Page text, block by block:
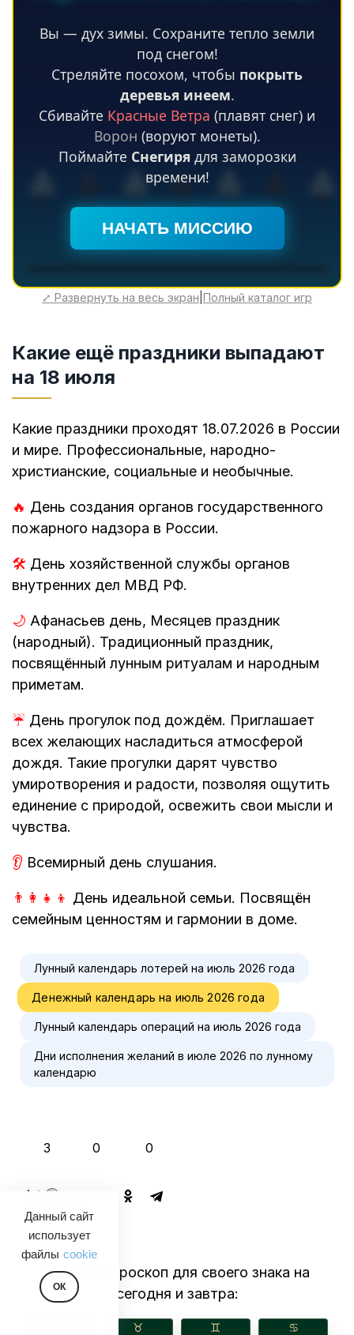
Данный сайт
использует
файлы cookie
ОК
⤢ Развернуть на весь экран Полный каталог игр
Какие ещё праздники выпадают
на 18 июля
Какие праздники проходят 18.07.2026 в России
и мире. Профессиональные, народно-
христианские, социальные и необычные.
🔥 День создания органов государственного
пожарного надзора в России.
🛠️ День хозяйственной службы органов
внутренних дел МВД РФ.
🌙 Афанасьев день, Месяцев праздник
(народный). Традиционный праздник,
посвящённый лунным ритуалам и народным
приметам.
☔ День прогулок под дождём. Приглашает
всех желающих насладиться атмосферой
дождя. Такие прогулки дарят чувство
умиротворения и радости, позволяя ощутить
единение с природой, освежить свои мысли и
чувства.
👂 Всемирный день слушания.
👨‍👩‍👧‍👦 День идеальной семьи. Посвящён
семейным ценностям и гармонии в доме.
Лунный календарь лотерей на июль 2026 года
Денежный календарь на июль 2026 года
Лунный календарь операций на июль 2026 года
Дни исполнения желаний в июле 2026 по лунному
календарю
3 0 0
Читайте гороскоп для своего знака на
сегодня и завтра:
♉︎ ♊︎ ♋︎